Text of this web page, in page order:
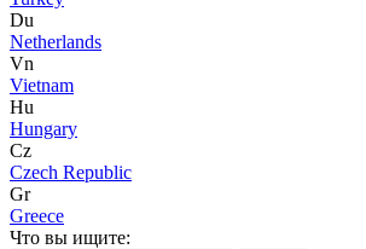
Du
Netherlands
Vn
Vietnam
Hu
Hungary
Cz
Czech Republic
Gr
Greece
Что вы ищите: